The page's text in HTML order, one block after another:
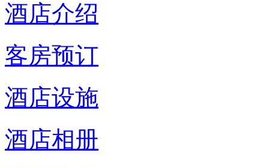
酒店介绍
客房预订
酒店设施
酒店相册